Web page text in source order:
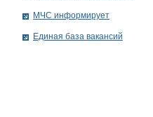
МЧС информирует
Единая база вакансий